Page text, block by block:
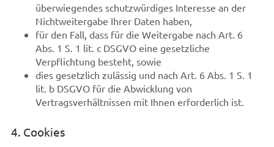
überwiegendes schutzwürdiges Interesse an der
Nichtweitergabe Ihrer Daten haben,
für den Fall, dass für die Weitergabe nach Art. 6
Abs. 1 S. 1 lit. c DSGVO eine gesetzliche
Verpflichtung besteht, sowie
dies gesetzlich zulässig und nach Art. 6 Abs. 1 S. 1
lit. b DSGVO für die Abwicklung von
Vertragsverhältnissen mit Ihnen erforderlich ist.
4. Cookies